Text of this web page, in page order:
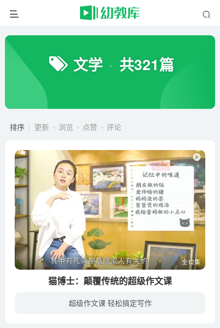
文学 共321篇
排序 更新 浏览 点赞 评论
全12集
猫博士：颠覆传统的超级作文课
超级作文课 轻松搞定写作